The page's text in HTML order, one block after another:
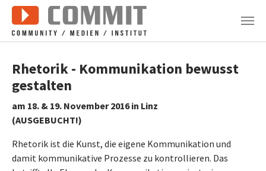
Zum Hauptinhalt springen
Rhetorik - Kommunikation bewusst
gestalten
am 18. & 19. November 2016 in Linz
(AUSGEBUCHT!)
Rhetorik ist die Kunst, die eigene Kommunikation und
damit kommunikative Prozesse zu kontrollieren. Das